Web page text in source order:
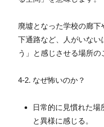
廃墟となった学校の廊下
下通路など、人がいない
う」と感じさせる場所の
4-2. なぜ怖いのか？
日常的に見慣れた場
と異様に感じる。